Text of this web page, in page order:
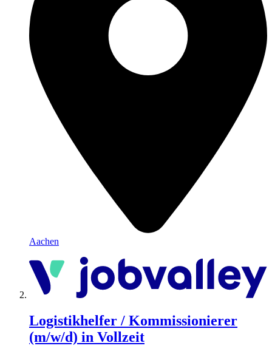
Aachen
Logistikhelfer / Kommissionierer
(m/w/d) in Vollzeit